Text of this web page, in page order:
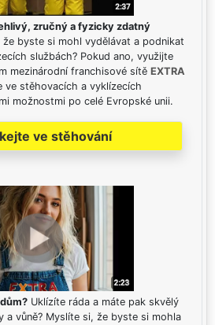
zručný a fyzicky zdatný
že byste si mohl vydělávat a podnikat
službách? Pokud ano, využijte
mezinárodní franchisové sítě EXTRA
ve stěhovacích a vyklízecích
možnostmi po celé Evropské unii.
ve stěhování
Uklízíte ráda a máte pak skvělý
vůně? Myslíte si, že byste si mohla